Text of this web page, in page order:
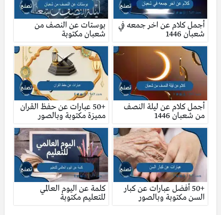
أجمل كلام عن اخر جمعه في
شعبان 1446
بوستات عن النصف من
شعبان مكتوبة
أجمل كلام عن ليلة النصف
من شعبان 1446
+50 عبارات عن حفظ القران
مميزة مكتوبة وبالصور
+50 أفضل عبارات عن كبار
السن مكتوبة وبالصور
كلمة عن اليوم العالمي
للتعليم مكتوبة